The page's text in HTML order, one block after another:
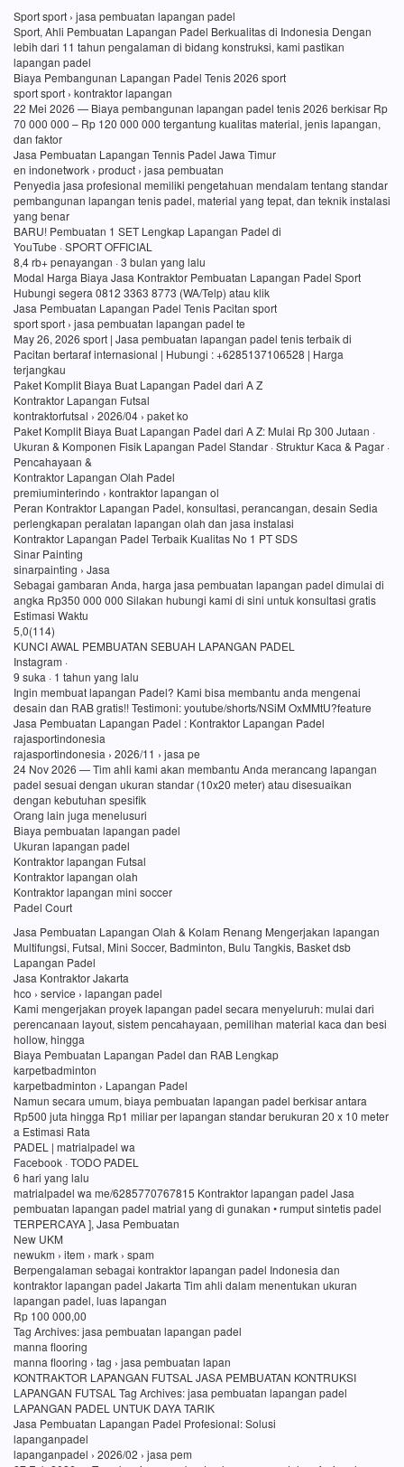
Sport sport › jasa pembuatan lapangan padel
Sport, Ahli Pembuatan Lapangan Padel Berkualitas di Indonesia Dengan
lebih dari 11 tahun pengalaman di bidang konstruksi, kami pastikan
lapangan padel
Biaya Pembangunan Lapangan Padel Tenis 2026 sport
sport sport › kontraktor lapangan
22 Mei 2026 — Biaya pembangunan lapangan padel tenis 2026 berkisar Rp
70 000 000 – Rp 120 000 000 tergantung kualitas material, jenis lapangan,
dan faktor
Jasa Pembuatan Lapangan Tennis Padel Jawa Timur
en indonetwork › product › jasa pembuatan
Penyedia jasa profesional memiliki pengetahuan mendalam tentang standar
pembangunan lapangan tenis padel, material yang tepat, dan teknik instalasi
yang benar
BARU! Pembuatan 1 SET Lengkap Lapangan Padel di
YouTube · SPORT OFFICIAL
8,4 rb+ penayangan · 3 bulan yang lalu
Modal Harga Biaya Jasa Kontraktor Pembuatan Lapangan Padel Sport
Hubungi segera 0812 3363 8773 (WA/Telp) atau klik
Jasa Pembuatan Lapangan Padel Tenis Pacitan sport
sport sport › jasa pembuatan lapangan padel te
May 26, 2026 sport | Jasa pembuatan lapangan padel tenis terbaik di
Pacitan bertaraf internasional | Hubungi : +6285137106528 | Harga
terjangkau
Paket Komplit Biaya Buat Lapangan Padel dari A Z
Kontraktor Lapangan Futsal
kontraktorfutsal › 2026/04 › paket ko
Paket Komplit Biaya Buat Lapangan Padel dari A Z: Mulai Rp 300 Jutaan ·
Ukuran & Komponen Fisik Lapangan Padel Standar · Struktur Kaca & Pagar ·
Pencahayaan &
Kontraktor Lapangan Olah Padel
premiuminterindo › kontraktor lapangan ol
Peran Kontraktor Lapangan Padel, konsultasi, perancangan, desain Sedia
perlengkapan peralatan lapangan olah dan jasa instalasi
Kontraktor Lapangan Padel Terbaik Kualitas No 1 PT SDS
Sinar Painting
sinarpainting › Jasa
Sebagai gambaran Anda, harga jasa pembuatan lapangan padel dimulai di
angka Rp350 000 000 Silakan hubungi kami di sini untuk konsultasi gratis
Estimasi Waktu
5,0(114)
KUNCI AWAL PEMBUATAN SEBUAH LAPANGAN PADEL
Instagram ·
9 suka · 1 tahun yang lalu
Ingin membuat lapangan Padel? Kami bisa membantu anda mengenai
desain dan RAB gratis!! Testimoni: youtube/shorts/NSiM OxMMtU?feature
Jasa Pembuatan Lapangan Padel : Kontraktor Lapangan Padel
rajasportindonesia
rajasportindonesia › 2026/11 › jasa pe
24 Nov 2026 — Tim ahli kami akan membantu Anda merancang lapangan
padel sesuai dengan ukuran standar (10x20 meter) atau disesuaikan
dengan kebutuhan spesifik
Orang lain juga menelusuri
Biaya pembuatan lapangan padel
Ukuran lapangan padel
Kontraktor lapangan Futsal
Kontraktor lapangan olah
Kontraktor lapangan mini soccer
Padel Court
Jasa Pembuatan Lapangan Olah & Kolam Renang Mengerjakan lapangan
Multifungsi, Futsal, Mini Soccer, Badminton, Bulu Tangkis, Basket dsb
Lapangan Padel
Jasa Kontraktor Jakarta
hco › service › lapangan padel
Kami mengerjakan proyek lapangan padel secara menyeluruh: mulai dari
perencanaan layout, sistem pencahayaan, pemilihan material kaca dan besi
hollow, hingga
Biaya Pembuatan Lapangan Padel dan RAB Lengkap
karpetbadminton
karpetbadminton › Lapangan Padel
Namun secara umum, biaya pembuatan lapangan padel berkisar antara
Rp500 juta hingga Rp1 miliar per lapangan standar berukuran 20 x 10 meter
a Estimasi Rata
PADEL | matrialpadel wa
Facebook · TODO PADEL
6 hari yang lalu
matrialpadel wa me/6285770767815 Kontraktor lapangan padel Jasa
pembuatan lapangan padel matrial yang di gunakan • rumput sintetis padel
TERPERCAYA ], Jasa Pembuatan
New UKM
newukm › item › mark › spam
Berpengalaman sebagai kontraktor lapangan padel Indonesia dan
kontraktor lapangan padel Jakarta Tim ahli dalam menentukan ukuran
lapangan padel, luas lapangan
Rp 100 000,00
Tag Archives: jasa pembuatan lapangan padel
manna flooring
manna flooring › tag › jasa pembuatan lapan
KONTRAKTOR LAPANGAN FUTSAL JASA PEMBUATAN KONTRUKSI
LAPANGAN FUTSAL Tag Archives: jasa pembuatan lapangan padel
LAPANGAN PADEL UNTUK DAYA TARIK
Jasa Pembuatan Lapangan Padel Profesional: Solusi
lapanganpadel
lapanganpadel › 2026/02 › jasa pem